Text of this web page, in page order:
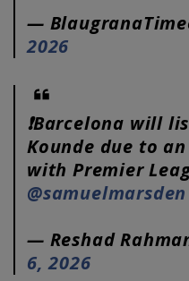
—
2026
❗️Barcelona will
Kounde due to
with Premier
@samuelmarsden
— Reshad
6, 2026